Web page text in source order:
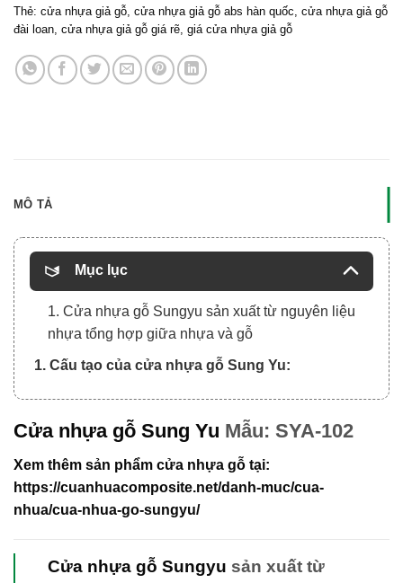
Thẻ: cửa nhựa giả gỗ cửa nhựa giả gỗ abs hàn quốc cửa nhựa giả gỗ
đài loan cửa nhựa giả gỗ giá rẽ giá cửa nhựa giả gỗ
MÔ TẢ
Mục lục
1. Cửa nhựa gỗ Sungyu sản xuất từ nguyên liệu
nhựa tổng hợp giữa nhựa và gỗ
1. Cấu tạo của cửa nhựa gỗ Sung Yu:
Cửa nhựa gỗ Sung Yu Mẫu: SYA-102
Xem thêm sản phẩm cửa nhựa gỗ tại:
https://cuanhuacomposite.net/danh-muc/cua-
nhua/cua-nhua-go-sungyu/
Cửa nhựa gỗ Sungyu sản xuất từ